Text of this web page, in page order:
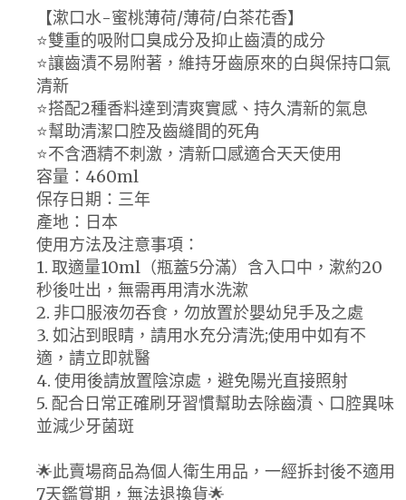
【漱口水-蜜桃薄荷/薄荷/白茶花香】
⭐️雙重的吸附口臭成分及抑止齒漬的成分
⭐️讓齒漬不易附著，維持牙齒原來的白與保持口氣
清新
⭐️搭配2種香料達到清爽實感、持久清新的氣息
⭐️幫助清潔口腔及齒縫間的死角
⭐️不含酒精不刺激，清新口感適合天天使用
容量：460ml
保存日期：三年
產地：日本
使用方法及注意事項：
1. 取適量10ml（瓶蓋5分滿）含入口中，漱約20
秒後吐出，無需再用清水洗漱
2. 非口服液勿吞食，勿放置於嬰幼兒手及之處
3. 如沾到眼睛，請用水充分清洗;使用中如有不
適，請立即就醫
4. 使用後請放置陰涼處，避免陽光直接照射
5. 配合日常正確刷牙習慣幫助去除齒漬、口腔異味
並減少牙菌斑
🌟此賣場商品為個人衛生用品，一經拆封後不適用
7天鑑賞期，無法退換貨🌟